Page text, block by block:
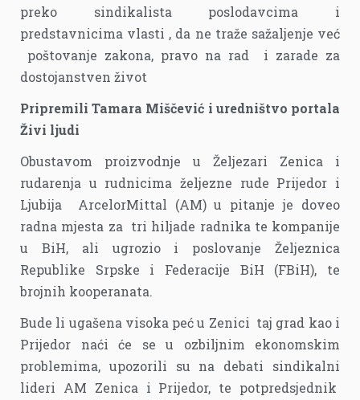
preko sindikalista poslodavcima i
predstavnicima vlasti , da ne traže sažaljenje već
poštovanje zakona, pravo na rad i zarade za
dostojanstven život
Pripremili Tamara Miščević i uredništvo portala
Živi ljudi
Obustavom proizvodnje u Željezari Zenica i
rudarenja u rudnicima željezne rude Prijedor i
Ljubija ArcelorMittal (AM) u pitanje je doveo
radna mjesta za tri hiljade radnika te kompanije
u BiH, ali ugrozio i poslovanje Željeznica
Republike Srpske i Federacije BiH (FBiH), te
brojnih kooperanata.
Bude li ugašena visoka peć u Zenici taj grad kao i
Prijedor naći će se u ozbiljnim ekonomskim
problemima, upozorili su na debati sindikalni
lideri AM Zenica i Prijedor, te potpredsjednik